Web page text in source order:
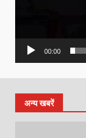
00:00
अन्य खबरें